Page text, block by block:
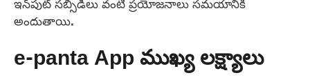
అందుతాయి.
e-panta App ముఖ్య లక్ష్యాలు